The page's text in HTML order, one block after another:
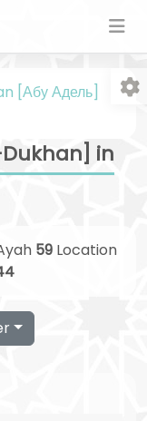
[Абу Адель]
in
59 Location